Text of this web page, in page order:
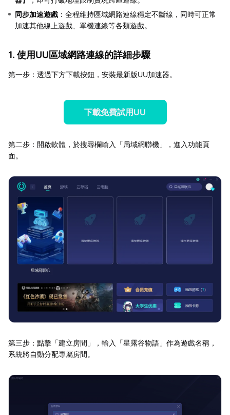
同步加速遊戲：全程維持區域網路連線穩定不斷線，同時可正常
加速其他線上遊戲、單機連線等各類遊戲。
1. 使用UU區域網路連線的詳細步驟
第一步：透過下方下載按鈕，安裝最新版UU加速器。
下載免費試用UU
第二步：開啟軟體，於搜尋欄輸入「局域網聯機」，進入功能頁
面。
第三步：點擊「建立房間」，輸入「星露谷物語」作為遊戲名稱，
系統將自動分配專屬房間。